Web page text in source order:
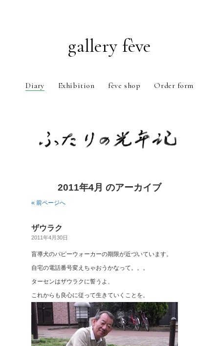
gallery fève
Diary Exhibition fève shop Order form
2011年4月 のアーカイブ
« 前ページへ
ザウラク
2011年4月30日
盲導犬のパピーウォーカーの期限が近づいています。
自宅の電話番号変えちゃおうかなって。。。
ターセンはザウラクに誓うよ、
これからも良心に従って生きていくことを。